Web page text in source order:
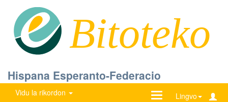
Bitoteko
Hispana Esperanto-Federacio
Vidu la rikordon Lingvo
Ŝanĝu